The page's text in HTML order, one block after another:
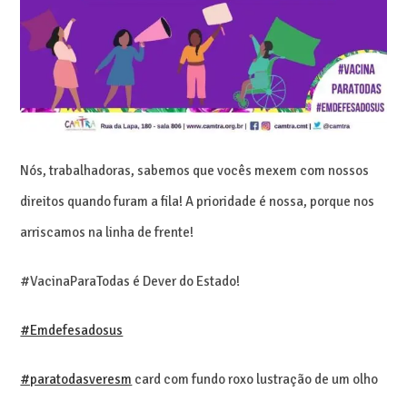
Nós, trabalhadoras, sabemos que vocês mexem com nossos
direitos quando furam a fila! A prioridade é nossa, porque nos
arriscamos na linha de frente!
#VacinaParaTodas é Dever do Estado!
#Emdefesadosus
#paratodasveresm card com fundo roxo lustração de um olho